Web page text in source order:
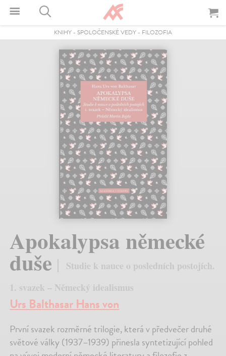
KNIHY - SPOLOČENSKÉ VEDY - FILOZOFIA
Apokalypsa německé
duše
Studie k nauce o posledních postojích.
1. svazek – Německý idealismus
Urs Balthasar Hans von
První svazek rozměrné trilogie, která v předvečer druhé
světové války (1937–1939) přinesla syntetizující pohled